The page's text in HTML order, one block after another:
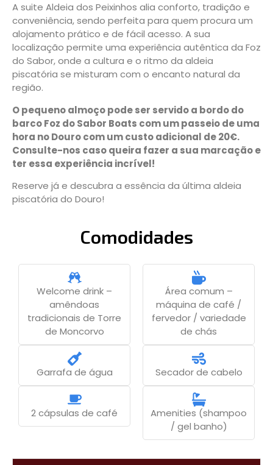
A suite Aldeia dos Peixinhos alia conforto, tradição e
conveniência, sendo perfeita para quem procura um
alojamento prático e de fácil acesso. A sua
localização permite uma experiência autêntica da Foz
do Sabor, onde a cultura e o ritmo da aldeia
piscatória se misturam com o encanto natural da
região.
O pequeno almoço pode ser servido a bordo do
barco Foz do Sabor Boats com um passeio de uma
hora no Douro com um custo adicional de 20€.
Consulte-nos caso queira fazer a sua marcação e
ter essa experiência incrível!
Reserve já e descubra a essência da última aldeia
piscatória do Douro!
Comodidades
Welcome drink –
amêndoas
tradicionais de Torre
de Moncorvo
Garrafa de água
2 cápsulas de café
Área comum –
máquina de café /
fervedor / variedade
de chás
Secador de cabelo
Amenities (shampoo
/ gel banho)